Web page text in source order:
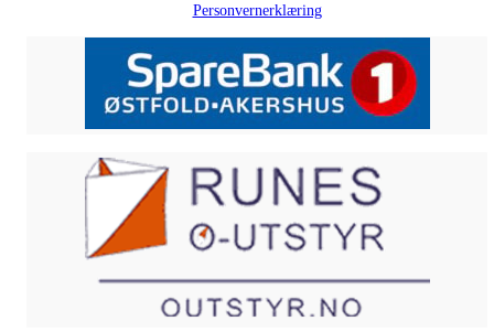
Personvernerklæring